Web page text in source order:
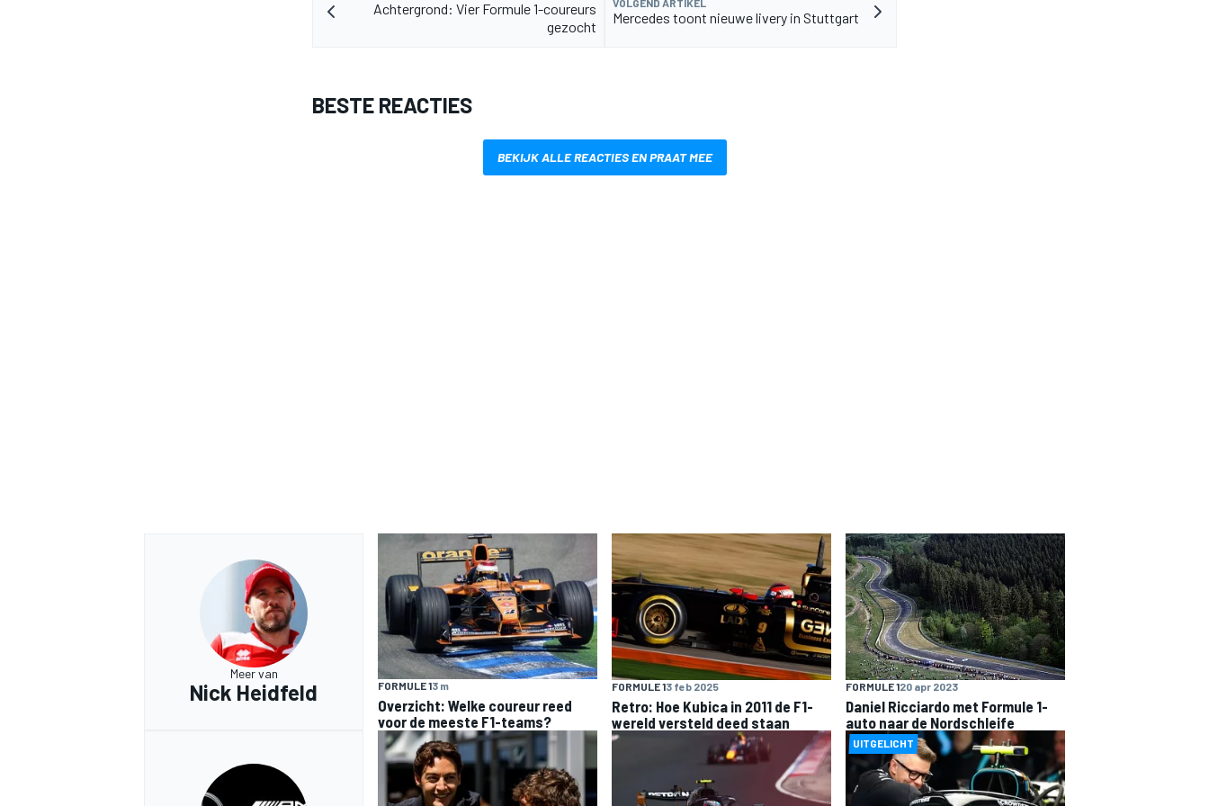
Achtergrond: Vier Formule 1-coureurs
gezocht
VOLGEND ARTIKEL
Mercedes toont nieuwe livery in Stuttgart
BESTE REACTIES
BEKIJK ALLE REACTIES EN PRAAT MEE
Meer van
Nick Heidfeld FORMULE 13 m
Overzicht: Welke coureur reed
voor de meeste F1-teams?
FORMULE 13 feb 2025
Retro: Hoe Kubica in 2011 de F1-
wereld versteld deed staan
FORMULE 120 apr 2023
Daniel Ricciardo met Formule 1-
auto naar de Nordschleife
UITGELICHT